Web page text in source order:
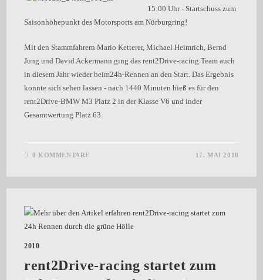
15:00 Uhr - Startschuss zum
Saisonhöhepunkt des Motorsports am Nürburgring!
Mit den Stammfahrern Mario Ketterer, Michael Heimrich, Bernd
Jung und David Ackermann ging das rent2Drive-racing Team auch
in diesem Jahr wieder beim24h-Rennen an den Start. Das Ergebnis
konnte sich sehen lassen - nach 1440 Minuten hieß es für den
rent2Drive-BMW M3 Platz 2 in der Klasse V6 und inder
Gesamtwertung Platz 63.
0 KOMMENTARE 17. MAI 2010
2010
rent2Drive-racing startet zum